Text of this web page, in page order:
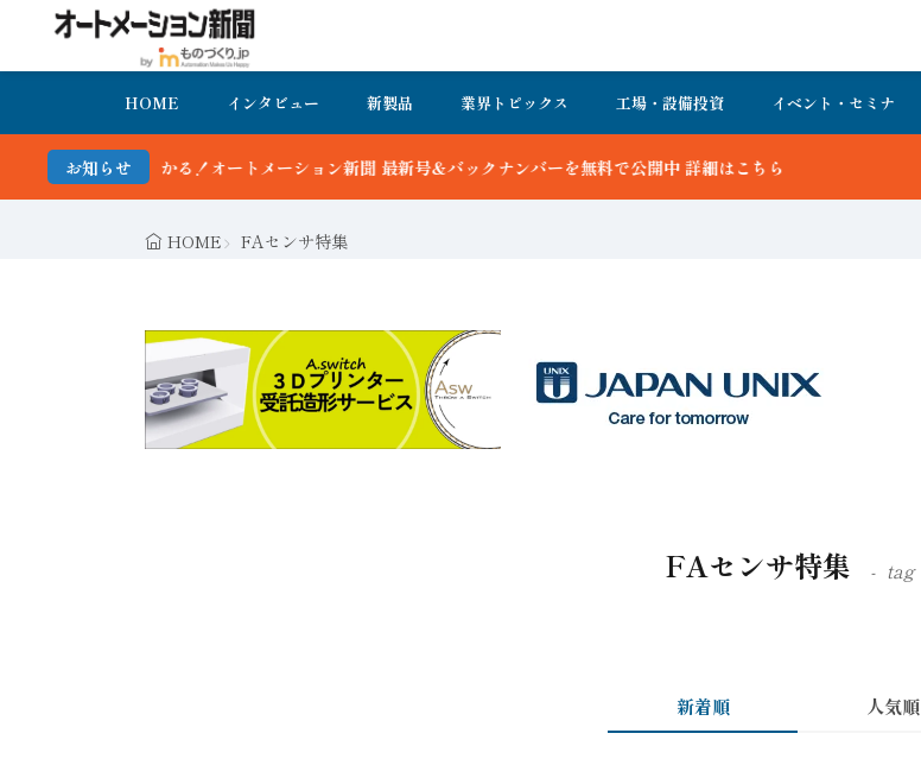
HOME インタビュー 新製品 業界トピックス 工場・設備投資 イベント・セミナ
お知らせ
ートメーション新聞 最新号＆バックナンバーを無料で公開中 詳細はこちら
HOME FAセンサ特集
FAセンサ特集 tag
新着順 人気順